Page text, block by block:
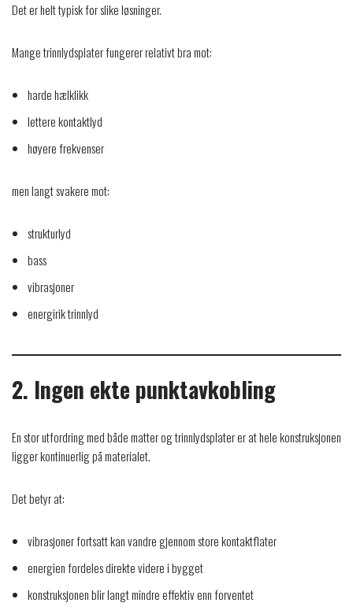
Det er helt typisk for slike løsninger.
Mange trinnlydsplater fungerer relativt bra mot:
harde hælklikk
lettere kontaktlyd
høyere frekvenser
men langt svakere mot:
strukturlyd
bass
vibrasjoner
energirik trinnlyd
2. Ingen ekte punktavkobling
En stor utfordring med både matter og trinnlydsplater er at hele konstruksjonen
ligger kontinuerlig på materialet.
Det betyr at:
vibrasjoner fortsatt kan vandre gjennom store kontaktflater
energien fordeles direkte videre i bygget
konstruksjonen blir langt mindre effektiv enn forventet